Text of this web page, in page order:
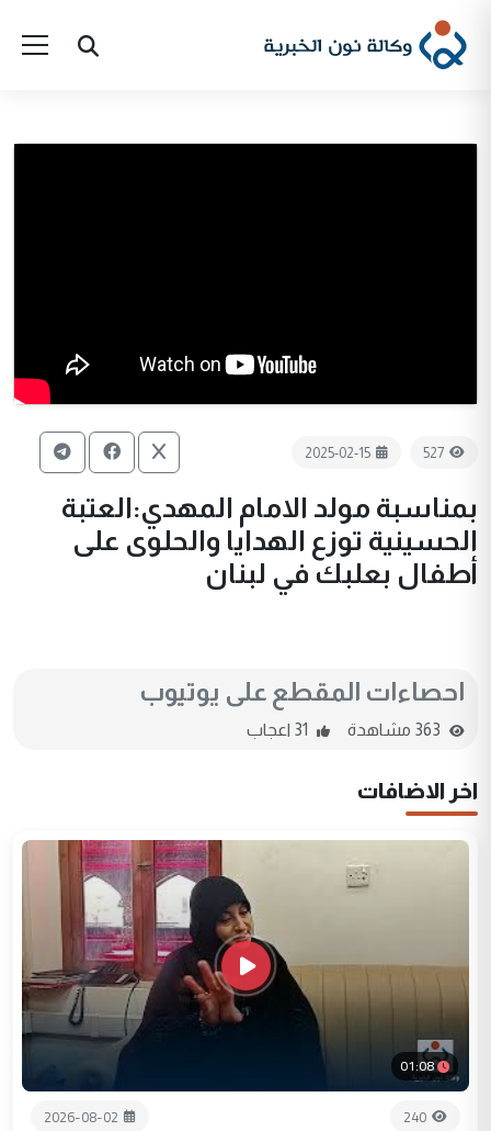
527
2025-02-15
بمناسبة مولد الامام المهدي:العتبة
الحسينية توزع الهدايا والحلوى على
أطفال بعلبك في لبنان
احصاءات المقطع على يوتيوب
اخر الاضافات
01:08
240
2026-08-02